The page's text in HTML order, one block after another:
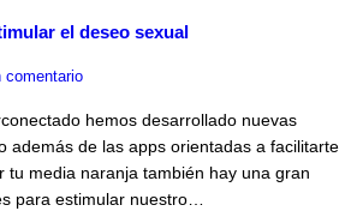
el deseo sexual
comentario
hemos desarrollado nuevas
además de las apps orientadas a facilitarte
tu media naranja también hay una gran
para estimular nuestro…